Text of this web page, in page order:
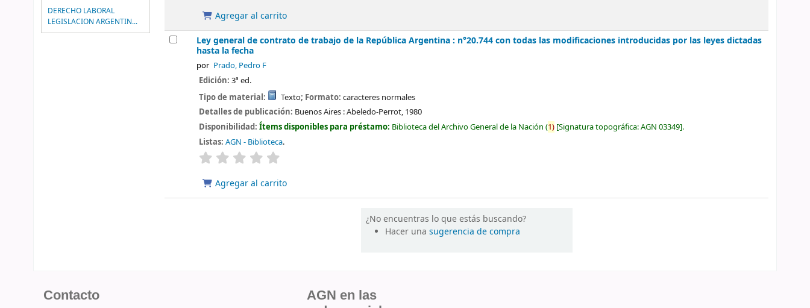
DERECHO LABORAL
LEGISLACION ARGENTIN...
Agregar al carrito
Ley general de contrato de trabajo de la República Argentina : n°20.744 con todas las modificaciones introducidas por las leyes dictadas
hasta la fecha
por Prado, Pedro F
Edición:3ª ed.
Tipo de material:
Texto; Formato: caracteres normales
Detalles de publicación: Buenos Aires :Abeledo-Perrot, 1980
Disponibilidad:Ítems disponibles para préstamo: Biblioteca del Archivo General de la Nación (1) Signatura topográfica:AGN 03349 .
Listas: AGN - Biblioteca.
valoración
Agregar al carrito
¿No encuentras lo que estás buscando?
Hacer unasugerencia de compra
Contacto
AGN en las